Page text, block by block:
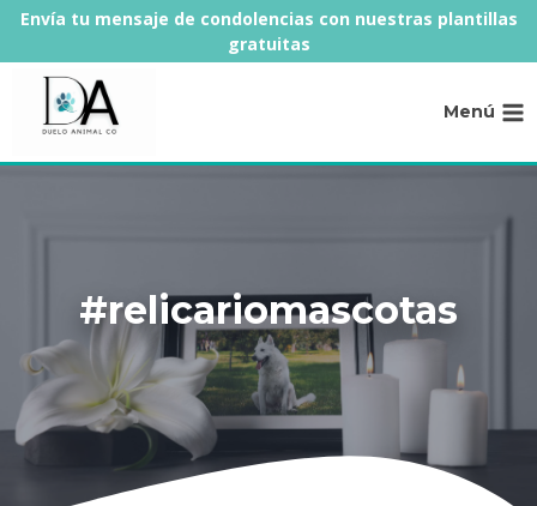
Saltar
contenido
Envía tu mensaje de condolencias con nuestras plantillas
gratuitas
Menú
#relicariomascotas